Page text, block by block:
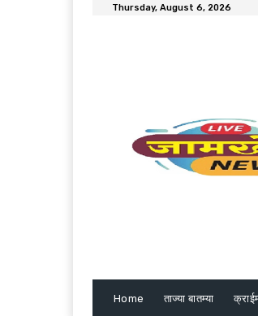
Thursday, August 6, 2026
Home ताज्या बातम्या